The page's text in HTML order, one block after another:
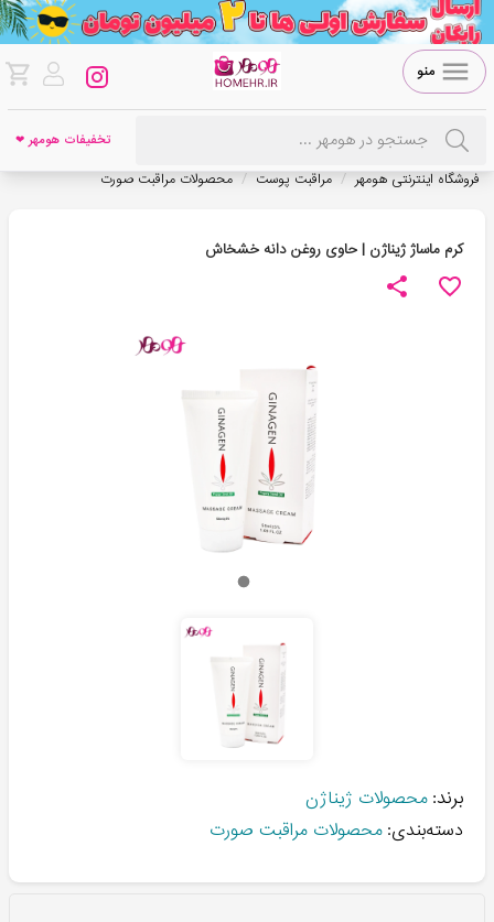
منو
تخفیفات هومهر ❤
فروشگاه اینترنتی هومهر / مراقبت پوست / محصولات مراقبت صورت
کرم ماساژ ژیناژن | حاوی روغن دانه خشخاش
برند: محصولات ژیناژن
دسته‌بندی: محصولات مراقبت صورت